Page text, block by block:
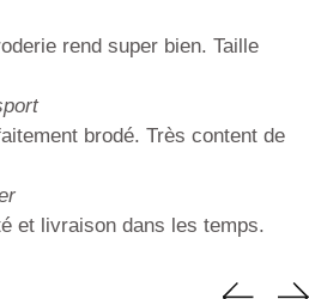
rend super bien. Taille
brodé. Très content de
et livraison dans les temps.